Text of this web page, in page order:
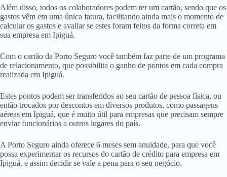
Além disso, todos os colaboradores podem ter um cartão, sendo que os
gastos vêm em uma única fatura, facilitando ainda mais o momento de
calcular os gastos e avaliar se estes foram feitos da forma correta em
sua empresa em Ipiguá.
Com o cartão da Porto Seguro você também faz parte de um programa
de relacionamento, que possibilita o ganho de pontos em cada compra
realizada em Ipiguá.
Estes pontos podem ser transferidos ao seu cartão de pessoa física, ou
então trocados por descontos em diversos produtos, como passagens
aéreas em Ipiguá, que é muito útil para empresas que precisam sempre
enviar funcionários a outros lugares do país.
A Porto Seguro ainda oferece 6 meses sem anuidade, para que você
possa experimentar os recursos do cartão de crédito para empresa em
Ipiguá, e assim decidir se vale a pena para o seu negócio.